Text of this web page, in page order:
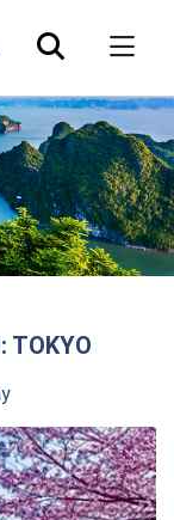
TOKYO